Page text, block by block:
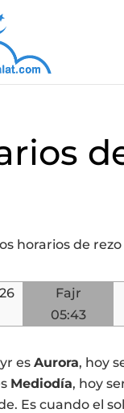
horarios de
Fajr
05:43
esAurora, hoy
Mediodía, hoy
Es cuando el